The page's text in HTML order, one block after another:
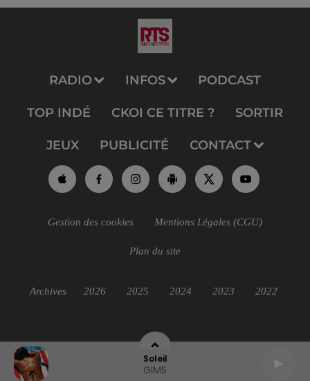
Soleil
GIMS
RADIO INFOS PODCAST
TOP INDÉ CKOI CE TITRE ? SORTIR
JEUX PUBLICITÉ CONTACT
Gestion des cookies Mentions Légales (CGU)
Plan du site
Archives 2026 2025 2024 2023 2022